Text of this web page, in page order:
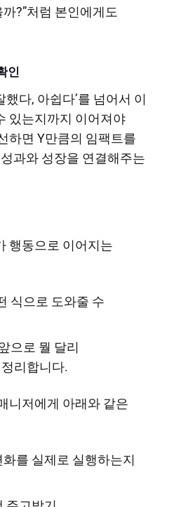
?”처럼 본인에게도
인
다, 아쉽다’를 넘어서 이
있는지까지 이어져야
하면 Y만큼의 임팩트를
과와 성장을 연결해주는
행동으로 이어지는
식으로 도와줄 수
으로 뭘 달리
리합니다.
니저에게 아래와 같은
를 실제로 실행하는지